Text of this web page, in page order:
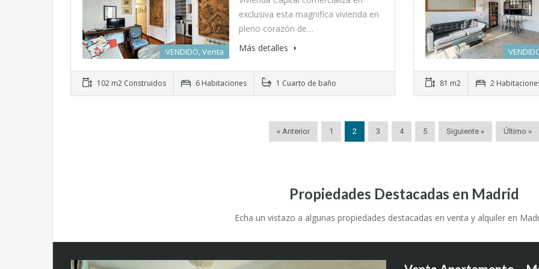
VENDIDO, Venta
exclusiva esta magnifica vivienda en
pleno corazón de…
Más detalles
102 m2 Construidos 6 Habitaciones 1 Cuarto de baño 81 m2 2
« Anterior 1 2 3 4 5 Siguiente » Último »
Propiedades Destacadas en Madrid
Echa un vistazo a algunas propiedades destacadas en venta y alquiler en